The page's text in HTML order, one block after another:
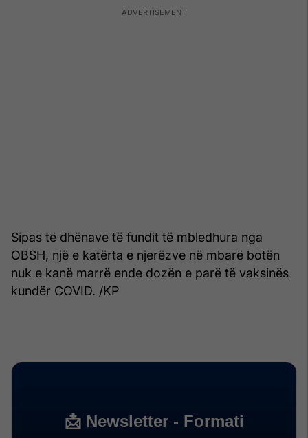
Sipas të dhënave të fundit të mbledhura nga
OBSH, një e katërta e njerëzve në mbarë botën
nuk e kanë marrë ende dozën e parë të vaksinës
kundër COVID. /KP